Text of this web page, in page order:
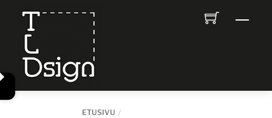
content
ETUSIVU